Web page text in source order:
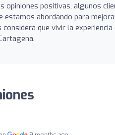
opiniones positivas, algunos
estamos abordando para
que vivir la experiencia